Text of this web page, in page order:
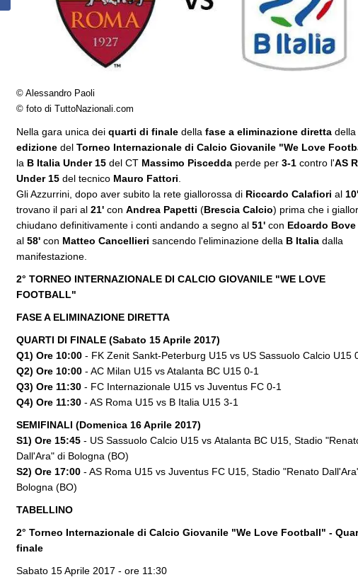
© Alessandro Paoli
© foto di TuttoNazionali.com
Nella gara unica dei quarti di finale della fase a eliminazione diretta della
edizione del Torneo Internazionale di Calcio Giovanile "We Love
la B Italia Under 15 del CT Massimo Piscedda perde per 3-1 contro l'AS
Under 15 del tecnico Mauro Fattori
Gli Azzurrini, dopo aver subito la rete giallorossa di Riccardo Calafiori al 10'
trovano il pari al 21' con Andrea Papetti (Brescia Calcio) prima che i
chiudano definitivamente i conti andando a segno al 51' con Edoardo Bove
al 58' con Matteo Cancellieri sancendo l'eliminazione della B Italia dalla
manifestazione.
2° TORNEO INTERNAZIONALE DI CALCIO GIOVANILE "WE LOVE
FOOTBALL"
FASE A ELIMINAZIONE DIRETTA
QUARTI DI FINALE (Sabato 15 Aprile 2017)
Q1) Ore 10:00 - FK Zenit Sankt-Peterburg U15 vs US Sassuolo Calcio U15
Q2) Ore 10:00 - AC Milan U15 vs Atalanta BC U15 0-1
Q3) Ore 11:30 - FC Internazionale U15 vs Juventus FC 0-1
Q4) Ore 11:30 - AS Roma U15 vs B Italia U15 3-1
SEMIFINALI (Domenica 16 Aprile 2017)
S1) Ore 15:45 - US Sassuolo Calcio U15 vs Atalanta BC U15, Stadio
Dall'Ara" di Bologna (BO)
S2) Ore 17:00 - AS Roma U15 vs Juventus FC U15, Stadio "Renato
Bologna (BO)
TABELLINO
2° Torneo Internazionale di Calcio Giovanile "We Love Football" -
finale
Sabato 15 Aprile 2017 - ore 11:30